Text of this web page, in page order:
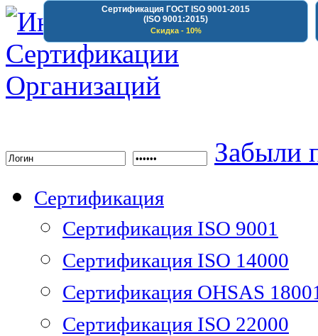
Сертификация ГОСТ ISO 9001-2015
(ISO 9001:2015)
Скидка - 10%
Забыли
Сертификация
Сертификация ISO 9001
Сертификация ISO 14000
Сертификация OHSAS
Сертификация ISO 22000